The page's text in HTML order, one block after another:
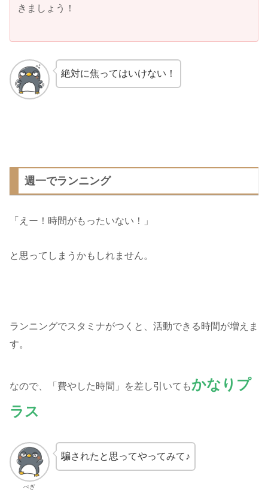
きましょう！
絶対に焦ってはいけない！
週一でランニング
「えー！時間がもったいない！」
と思ってしまうかもしれません。
ランニングでスタミナがつくと、活動できる時間が増えま
す。
なので、「費やした時間」を差し引いてもかなりプ
ラス
ぺぎ
騙されたと思ってやってみて♪